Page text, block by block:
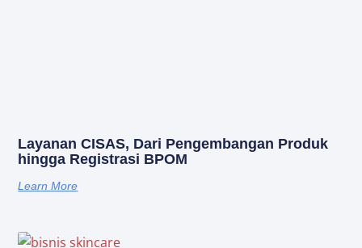
Layanan CISAS, Dari Pengembangan Produk
hingga Registrasi BPOM
Learn More